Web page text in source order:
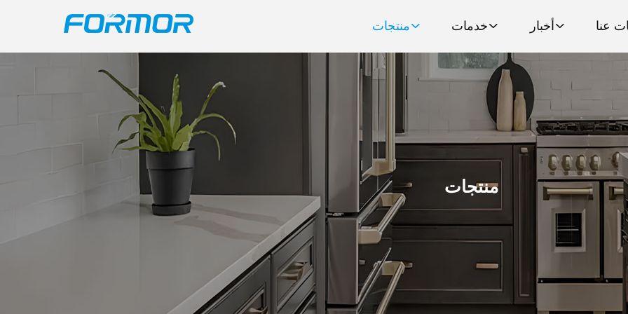
منتجات خدمات أخبار عنا
منتجات